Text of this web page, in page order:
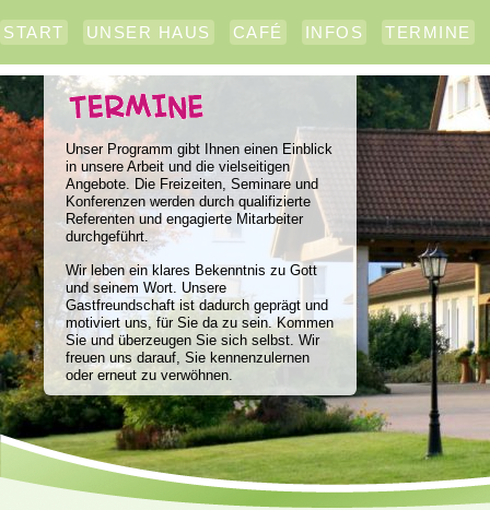
START UNSER HAUS CAFÉ INFOS TERMINE
Unser Programm gibt Ihnen einen Einblick
in unsere Arbeit und die vielseitigen
Angebote. Die Freizeiten, Seminare und
Konferenzen werden durch qualifizierte
Referenten und engagierte Mitarbeiter
durchgeführt.
Wir leben ein klares Bekenntnis zu Gott
und seinem Wort. Unsere
Gastfreundschaft ist dadurch geprägt und
motiviert uns, für Sie da zu sein. Kommen
Sie und überzeugen Sie sich selbst. Wir
freuen uns darauf, Sie kennenzulernen
oder erneut zu verwöhnen.